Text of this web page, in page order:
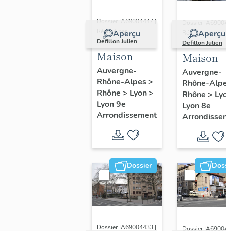
de Lyon,
actuellement
immeuble
Aperçu
Dossier IA69004447 |
Réalisé par
Defillon Julien
Maison
Auvergne-
Rhône-Alpes>
Rhône > Lyon>
Lyon 9e
Arrondissement
Aperçu
Réalisé par
Defillon Julien
Maison
Auvergne-
Rhône-
Rhône >
Lyon 8e
Dossier
Dossier IA69004433 |
Dossier